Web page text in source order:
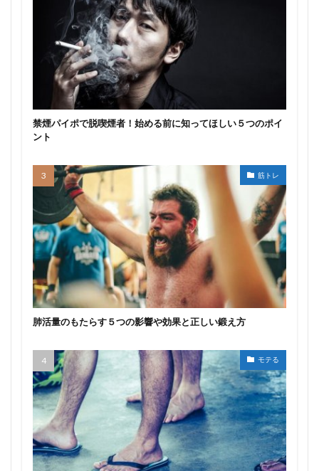
禁煙パイポで脱喫煙者！始める前に知ってほしい５つのポイ
ント
筋トレ
肺活量のもたらす５つの影響や効果と正しい鍛え方
モテる